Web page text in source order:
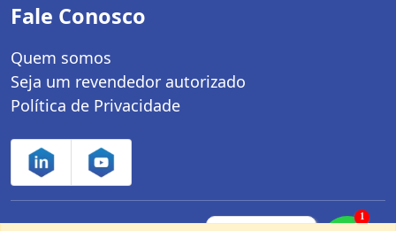
Fale Conosco
Quem somos
Seja um revendedor autorizado
Política de Privacidade
1